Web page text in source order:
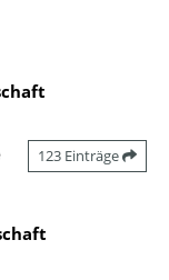
123 Einträge